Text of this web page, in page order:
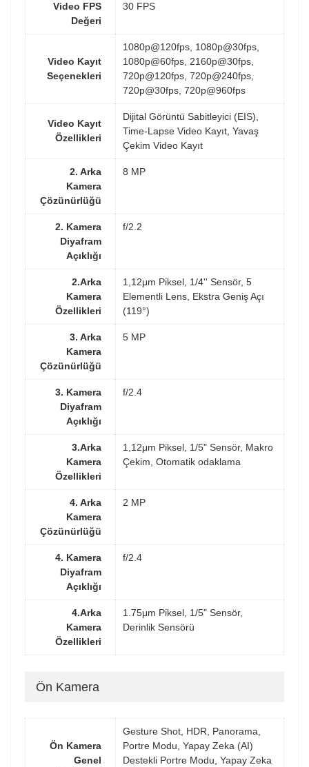
Video FPS
Değeri
30 FPS
Video Kayıt
Seçenekleri
1080p@120fps, 1080p@30fps,
1080p@60fps, 2160p@30fps,
720p@120fps, 720p@240fps,
720p@30fps, 720p@960fps
Video Kayıt
Özellikleri
Dijital Görüntü Sabitleyici (EIS),
Time-Lapse Video Kayıt, Yavaş
Çekim Video Kayıt
2. Arka
Kamera
Çözünürlüğü
8 MP
2. Kamera
Diyafram
Açıklığı
f/2.2
2.Arka
Kamera
Özellikleri
1,12μm Piksel, 1/4'' Sensör, 5
Elementli Lens, Ekstra Geniş Açı
(119°)
3. Arka
Kamera
Çözünürlüğü
5 MP
3. Kamera
Diyafram
Açıklığı
f/2.4
3.Arka
Kamera
Özellikleri
1,12μm Piksel, 1/5" Sensör, Makro
Çekim, Otomatik odaklama
4. Arka
Kamera
Çözünürlüğü
2 MP
4. Kamera
Diyafram
Açıklığı
f/2.4
4.Arka
Kamera
Özellikleri
1.75μm Piksel, 1/5" Sensör,
Derinlik Sensörü
Ön Kamera
Ön Kamera
Genel
Gesture Shot, HDR, Panorama,
Portre Modu, Yapay Zeka (AI)
Destekli Portre Modu, Yapay Zeka